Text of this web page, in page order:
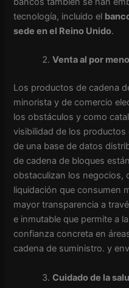
tecnología, incluido el
sede en el Reino Unido.
Venta al por
Los productos de cadena
minorista y de comercio
los obstáculos y como
visibilidad de los
de una base de datos
de cadena de bloques
obstaculizan los negocios,
liquidación que consumen
mayor transparencia a
e inmutable que permite a
confianza concreta en
cadena de suministro. y
Cuidado de la